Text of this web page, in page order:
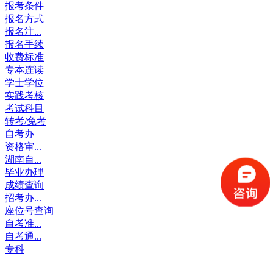
报考条件
报名方式
报名注...
报名手续
收费标准
专本连读
学士学位
实践考核
考试科目
转考/免考
自考办
资格审...
湖南自...
毕业办理
成绩查询
招考办...
座位号查询
自考准...
自考通...
专科